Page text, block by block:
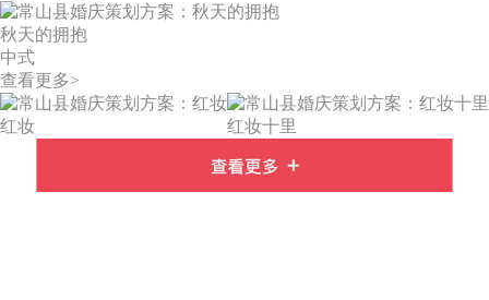
秋天的拥抱
中式
查看更多>
红妆 红妆十里